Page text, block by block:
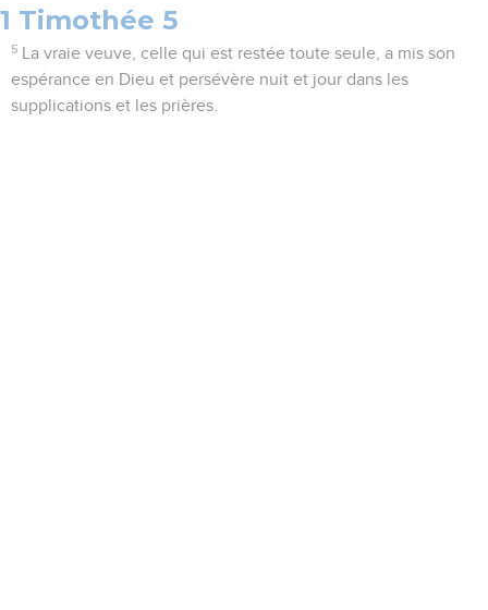
1 Timothée 5
5
La vraie veuve, celle qui est restée toute seule, a mis son
espérance en Dieu et persévère nuit et jour dans les
supplications et les prières.